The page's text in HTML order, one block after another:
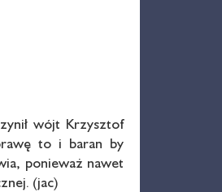
wójt Krzysztof
to i baran by
ponieważ nawet
(jac)